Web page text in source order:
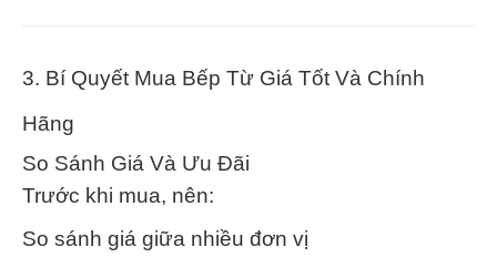
3. Bí Quyết Mua Bếp Từ Giá Tốt Và Chính
Hãng
So Sánh Giá Và Ưu Đãi
Trước khi mua, nên:
So sánh giá giữa nhiều đơn vị